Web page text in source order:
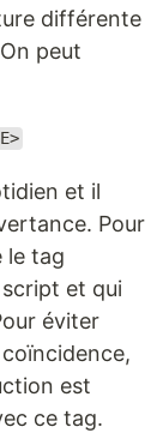
différente
peut
et il
Pour
le tag
et qui
éviter
est
ce tag.